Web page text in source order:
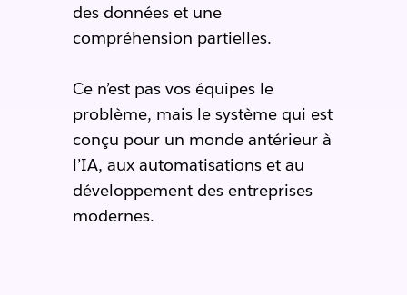
des données et une
compréhension partielles.
Ce n’est pas vos équipes le
problème, mais le système qui est
conçu pour un monde antérieur à
l’IA, aux automatisations et au
développement des entreprises
modernes.